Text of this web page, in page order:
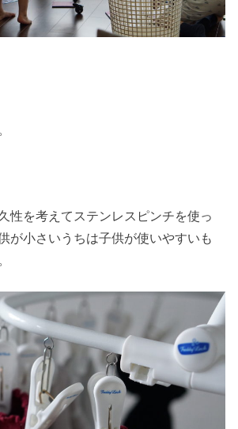
性を考えてステンレスピンチを使っ
が小さいうちは子供が使いやすいも